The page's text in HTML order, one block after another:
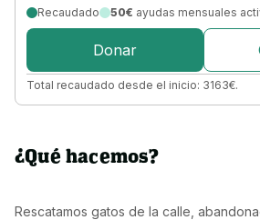
Recaudado 50€ ayudas mensuales
Donar
Total recaudado desde el inicio: 3163€.
¿Qué hacemos?
Rescatamos gatos de la calle,